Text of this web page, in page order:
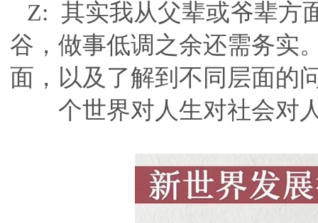
Z: 其实我从父辈或爷辈方
谷，做事低调之余还需务实
面，以及了解到不同层面的
个世界对人生对社会对